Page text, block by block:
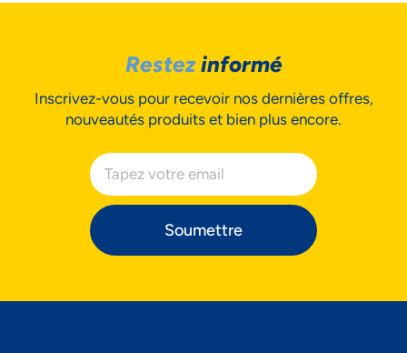
Business
Assistance
Restezinformé
Inscrivez-vous pour recevoir nos dernières offres,
nouveautés produits et bien plus encore.
Soumettre